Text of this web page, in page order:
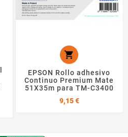

EPSON Rollo adhesivo
Continuo Premium Mate
51X35m para TM-C3400
9,15 €Precio